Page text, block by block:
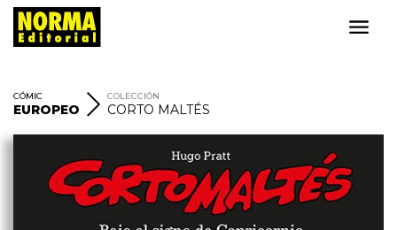
CÓMIC
EUROPEO
COLECCIÓN
CORTO MALTÉS